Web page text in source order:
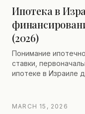
Ипотека в
(2026)
Понимание
ставки,
ипотеке в Израиле
MARCH 15, 2026